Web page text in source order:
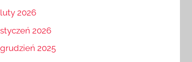
luty 2026
styczeń 2026
grudzień 2025